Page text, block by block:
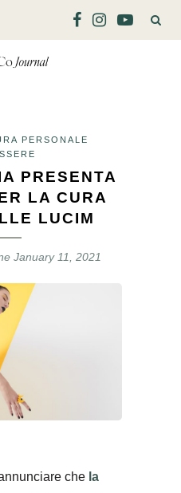
PERSONALE
PRESENTA
LA CURA
LUCIM
January 11, 2021
che la